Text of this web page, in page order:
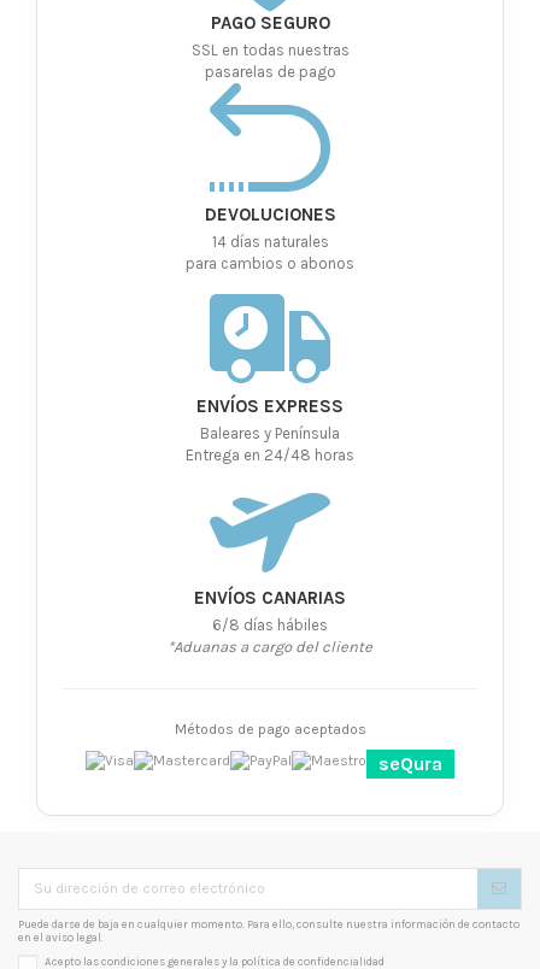
PAGO SEGURO
SSL en todas nuestras
pasarelas de pago
DEVOLUCIONES
14 días naturales
para cambios o abonos
ENVÍOS EXPRESS
Baleares y Península
Entrega en 24/48 horas
ENVÍOS CANARIAS
6/8 días hábiles
*Aduanas a cargo del cliente
Métodos de pago aceptados
seQura
Puede darse de baja en cualquier momento. Para ello, consulte nuestra información de contacto
en el aviso legal.
Acepto las condiciones generales y la política de confidencialidad